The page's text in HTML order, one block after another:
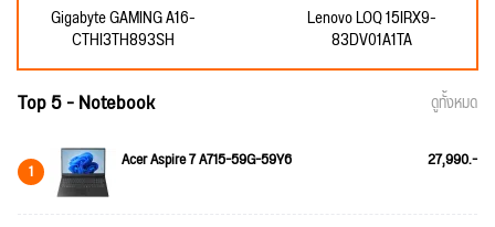
Gigabyte GAMING A16-
CTHI3TH893SH
Lenovo LOQ 15IRX9-
83DV01A1TA
Top 5 - Notebook ดูทั้งหมด
1 Acer Aspire 7 A715-59G-59Y6 27,990.-